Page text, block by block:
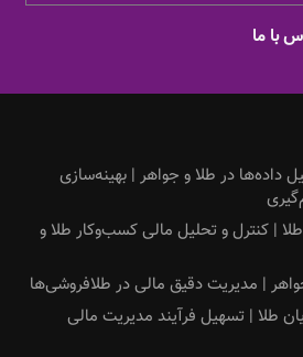
با ما
داده‌ها در طلا و جواهر | بهینه‌سازی
| کنترل و تحلیل مالی کسب‌وکار طلا و
| مدیریت دقیق مالی در طلافروشی‌ها
طلا | تسهیل فرآیند مدیریت مالی